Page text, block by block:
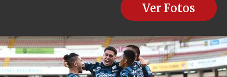
s
d
e
c
o
Ver Fotos